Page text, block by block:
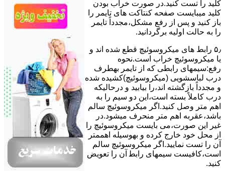
ﮐﻠﯿﺪ را ﺗﺴﺖ ﮐﻨﯿﺪ.در ﺻﻮرت ﺧﺮاب ﺑﻮدن
ﮐﻠﯿﺪ میبایست ﺻﻔﺤﻪ ﮐﻨﺘﺎﮐﺖ ﻫﺎی ﺗﺎﯾﻤﺮ را
باز کنید و ﭘﺲ از رﻓﻊ مشکل،مجدداً ﺗﺎﯾﻤﺮ
را به حالت اوﻟﯿﻪ برگردانید.
۵٫ رابط های ﻣﯿﮑﺮوﺳﻮﺋﯿﭻ ﻗﻄﻊ شده اند و
ﯾﺎ ﻣﯿﮑﺮوﺳﻮﺋﯿﭻ ﺧﺮاب اﺳﺖ.نحوه
رفع:سیمهای راﺑﻄﯽ ﮐﻪ از ﺗﺎﯾﻤﺮ بهطرف
درب لباسشویی (ﻣﯿﮑﺮوﺳﻮﺋﯿﭻ)کشیده شده
و مجدداً بازگشته اند،را ﺑﯿﺎﺑﯿﺪ و درحالیکه
درب کاملاً ﺑﺴﺘﻪ اﺳﺖ،اﯾﻦ دو ﺳﯿﻢ را ﺑﻪ
اﻫﻢ ﻣﺘﺮ وصل کنید.اﮔﺮ ﻣﯿﮑﺮوﺳﻮﺋﯿﭻ ﺳﺎﻟﻢ
ﺑﺎﺷﺪ،ﻋﻘﺮﺑﻪ اهم متر ﻣﻨﺤﺮف میشود.در
ﻏﯿﺮ اﯾﻦ ﺻﻮرت،می بایست ﻣﯿﮑﺮوﺳﻮﺋﯿﭻ را
از ﻣﺤﻞ خود ﺧﺎرج کرده و بهوسیله اهممتر
آن را ﺗﺴﺖ ﻧﻤﺎﯾﯿﺪ.اﮔﺮ ﻣﯿﮑﺮوﺳﻮﺋﯿﭻ ﺳﺎﻟﻢ
اﺳﺖ،ﮐﺎﻓﯿﺴﺖ سیمهای راﺑﻄ آن را ﺗﻌﻮﯾﺾ
کنید.